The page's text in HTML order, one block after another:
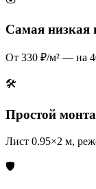
Самая низкая
От 330 ₽/м² — на
🛠️
Простой
Лист 0.95×2 м,
🛡️